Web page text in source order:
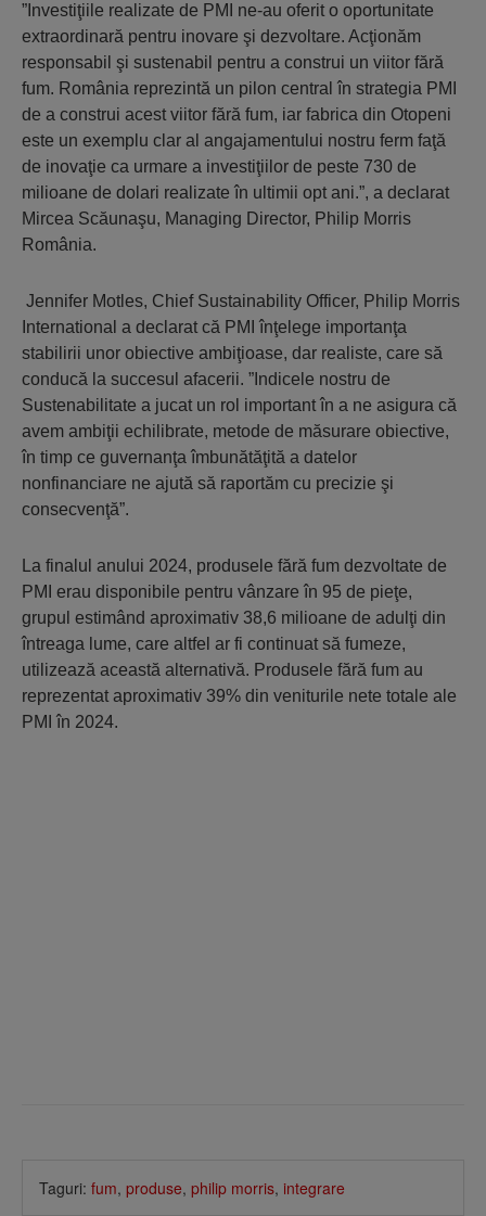
”Investiţiile realizate de PMI ne-au oferit o oportunitate
extraordinară pentru inovare şi dezvoltare. Acţionăm
responsabil şi sustenabil pentru a construi un viitor fără
fum. România reprezintă un pilon central în strategia PMI
de a construi acest viitor fără fum, iar fabrica din Otopeni
este un exemplu clar al angajamentului nostru ferm faţă
de inovaţie ca urmare a investiţiilor de peste 730 de
milioane de dolari realizate în ultimii opt ani.”, a declarat
Mircea Scăunaşu, Managing Director, Philip Morris
România.
Jennifer Motles, Chief Sustainability Officer, Philip Morris
International a declarat că PMI înţelege importanţa
stabilirii unor obiective ambiţioase, dar realiste, care să
conducă la succesul afacerii. ”Indicele nostru de
Sustenabilitate a jucat un rol important în a ne asigura că
avem ambiţii echilibrate, metode de măsurare obiective,
în timp ce guvernanţa îmbunătăţită a datelor
nonfinanciare ne ajută să raportăm cu precizie şi
consecvenţă”.
La finalul anului 2024, produsele fără fum dezvoltate de
PMI erau disponibile pentru vânzare în 95 de pieţe,
grupul estimând aproximativ 38,6 milioane de adulţi din
întreaga lume, care altfel ar fi continuat să fumeze,
utilizează această alternativă. Produsele fără fum au
reprezentat aproximativ 39% din veniturile nete totale ale
PMI în 2024.
Taguri: fum, produse, philip morris, integrare